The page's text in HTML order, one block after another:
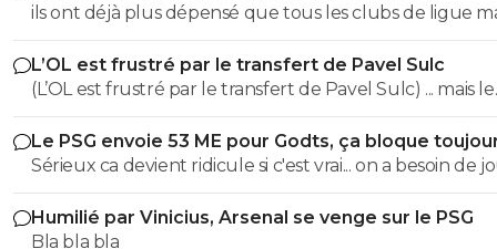
ils ont déjà plus dépensé que tous les clubs de ligue
réunis hors quatar.. ils veulent juste profitez au
des clubs qui sont beaucoup plus mal lotis qu'eux
du plus fort tout simplement..
L’OL est frustré par le transfert de Pavel Sulc
(L’OL est frustré par le transfert de Pavel Sulc) ... mais le
public aussi commence a être frustré ... la vente de ces
"excellents" joueurs dont fait partie Pavel Sulc ... pour
récupérer quoi ? qui? À un moment donné il faudra
arriver a construire dans le long terme... et avec ,
avec , une équipe régulière ça finira par payer, mais là pour
Le PSG envoie 53 ME pour Godts, ça bloque
Sérieux ca devient ridicule si c'est vrai... on a besoin de
pour la supercoupe ! sérieux a 5 ou 7M€ pres, go !!
Humilié par Vinicius, Arsenal se venge sur le PSG
Bla bla bla